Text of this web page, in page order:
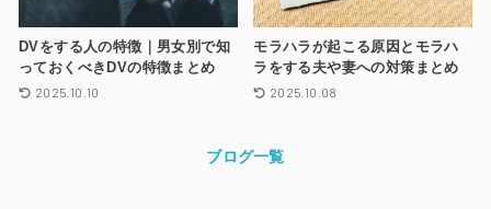
DVをする人の特徴｜男女別で知
っておくべきDVの特徴まとめ
2025.10.10
モラハラが起こる原因とモラハ
ラをする夫や妻への対策まとめ
2025.10.08
ブログ一覧